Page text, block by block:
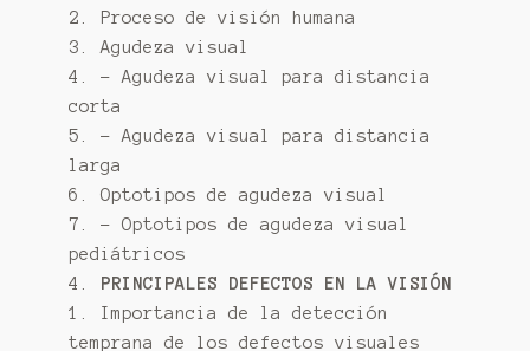
2. Proceso de visión humana
3. Agudeza visual
4. – Agudeza visual para distancia
corta
5. – Agudeza visual para distancia
larga
6. Optotipos de agudeza visual
7. – Optotipos de agudeza visual
pediátricos
4.
PRINCIPALES DEFECTOS EN LA VISIÓN
1. Importancia de la detección
temprana de los defectos visuales